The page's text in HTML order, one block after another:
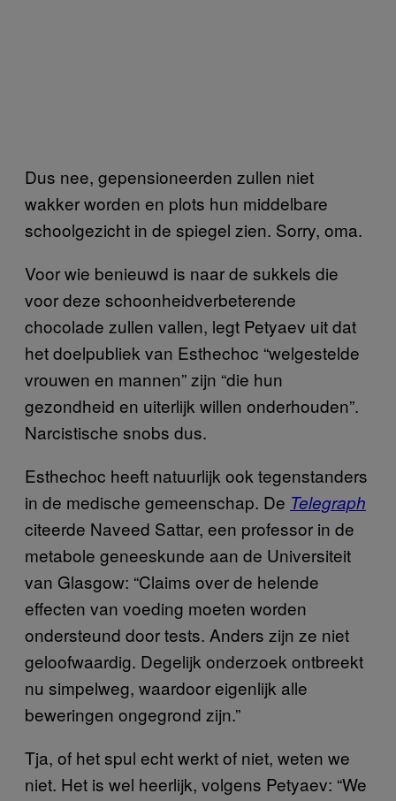
Dus nee, gepensioneerden zullen niet
wakker worden en plots hun middelbare
schoolgezicht in de spiegel zien. Sorry, oma.
Voor wie benieuwd is naar de sukkels die
voor deze schoonheidverbeterende
chocolade zullen vallen, legt Petyaev uit dat
het doelpubliek van Esthechoc “welgestelde
vrouwen en mannen” zijn “die hun
gezondheid en uiterlijk willen onderhouden”.
Narcistische snobs dus.
Esthechoc heeft natuurlijk ook tegenstanders
in de medische gemeenschap. De Telegraph
citeerde Naveed Sattar, een professor in de
metabole geneeskunde aan de Universiteit
van Glasgow: “Claims over de helende
effecten van voeding moeten worden
ondersteund door tests. Anders zijn ze niet
geloofwaardig. Degelijk onderzoek ontbreekt
nu simpelweg, waardoor eigenlijk alle
beweringen ongegrond zijn.”
Tja, of het spul echt werkt of niet, weten we
niet. Het is wel heerlijk, volgens Petyaev: “We